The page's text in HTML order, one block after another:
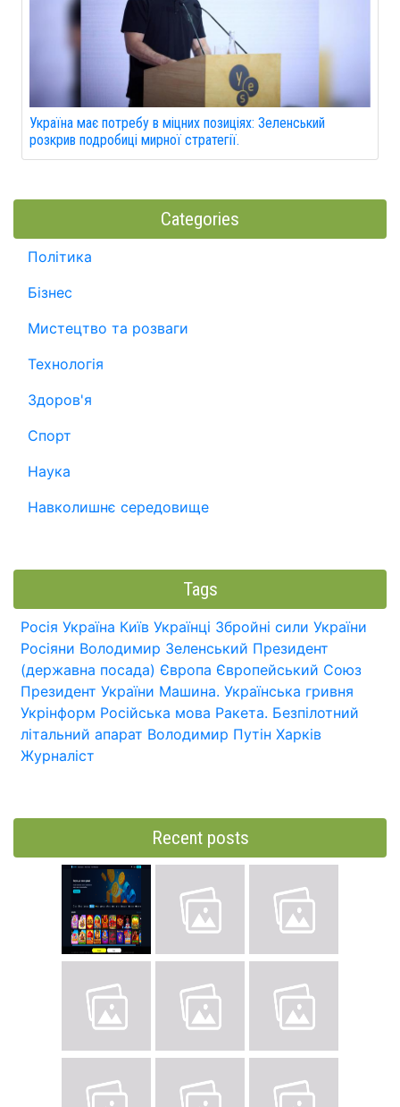
Україна має потребу в міцних позиціях: Зеленський
розкрив подробиці мирної стратегії.
Categories
Політика
Бізнес
Мистецтво та розваги
Технологія
Здоров'я
Спорт
Наука
Навколишнє середовище
Tags
Росія Україна Київ Українці Збройні сили України
Росіяни Володимир Зеленський Президент
(державна посада) Європа Європейський Союз
Президент України Машина. Українська гривня
Укрінформ Російська мова Ракета. Безпілотний
літальний апарат Володимир Путін Харків
Журналіст
Recent posts